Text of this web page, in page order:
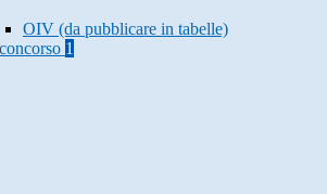
OIV (da pubblicare in tabelle)
1